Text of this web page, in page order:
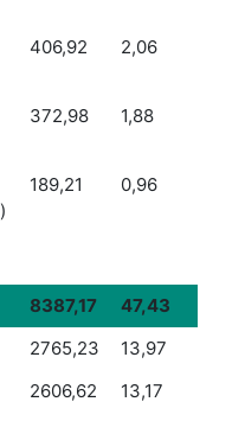
406,92 2,06
372,98 1,88
)
189,21 0,96
8387,17
47,43
2765,23
13,97
2606,62
13,17